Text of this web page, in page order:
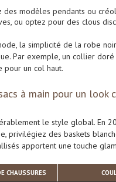
des modèles pendants ou
ou optez pour des clous
la simplicité de la robe
Par exemple, un collier
pour un col haut.
à main pour un look
le style global. En
privilégiez des baskets
apportent une touche
CHAUSSURES